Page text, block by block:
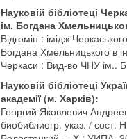
Науковій бібліотеці
ім. Богдана
Відгомін : імідж
Богдана Хмельницького в
Черкаси : Вид-во ЧНУ ім..
Науковій бібліотеці
академії (м. Харків):
Георгий Яковлевич
биобиблиогр. указ. /